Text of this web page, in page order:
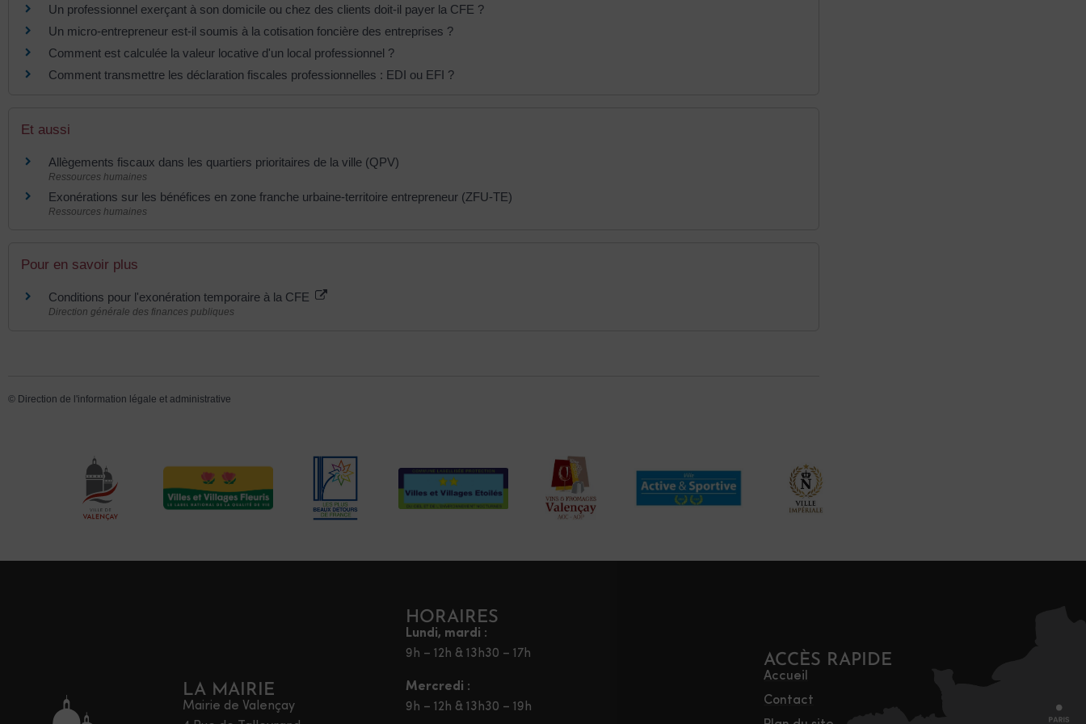
Un professionnel exerçant à son domicile ou chez des clients doit-il payer la CFE ?
Un micro-entrepreneur est-il soumis à la cotisation foncière des entreprises ?
Comment est calculée la valeur locative d'un local professionnel ?
Comment transmettre les déclaration fiscales professionnelles : EDI ou EFI ?
Et aussi
Allègements fiscaux dans les quartiers prioritaires de la ville (QPV)
Ressources humaines
Exonérations sur les bénéfices en zone franche urbaine-territoire entrepreneur (ZFU-TE)
Ressources humaines
Pour en savoir plus
Conditions pour l'exonération temporaire à la CFE
Direction générale des finances publiques
© Direction de l'information légale et administrative
LA MAIRIE
Mairie de Valençay
HORAIRES
Lundi, mardi :
9h – 12h & 13h30 – 17h
Mercredi :
9h – 12h & 13h30 – 19h
ACCÈS RAPIDE
Accueil
Contact